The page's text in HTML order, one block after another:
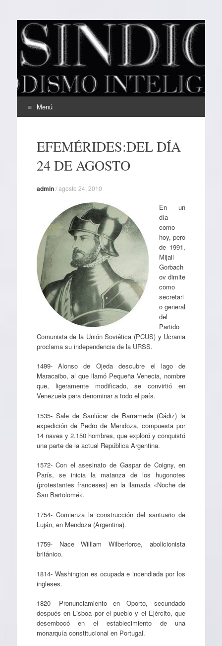
EL SINDICAL
Periodismo Inteligente
Menú
contenidoEFEMÉRIDES:DEL DÍA
24 DE AGOSTO
admin/agosto 24, 2010
En un
día
como
hoy, pero
de 1991,
Mijail
Gorbach
ov dimite
como
secretari
o general
del
Partido
Comunista de la Unión Soviética (PCUS) y Ucrania
proclama su independencia de la URSS.
1499- Alonso de Ojeda descubre el lago de
Maracaibo, al que llamó Pequeña Venecia, nombre
que, ligeramente modificado, se convirtió en
Venezuela para denominar a todo el país.
1535- Sale de Sanlúcar de Barrameda (Cádiz) la
expedición de Pedro de Mendoza, compuesta por
14 naves y 2.150 hombres, que exploró y conquistó
una parte de la actual República Argentina.
1572- Con el asesinato de Gaspar de Coigny, en
París, se inicia la matanza de los hugonotes
(protestantes franceses) en la llamada «Noche de
San Bartolomé».
1754- Comienza la construcción del santuario de
Luján, en Mendoza (Argentina).
1759- Nace William Wilberforce, abolicionista
británico.
1814- Washington es ocupada e incendiada por los
ingleses.
1820- Pronunciamiento en Oporto, secundado
después en Lisboa por el pueblo y el Ejército, que
desembocó en el establecimiento de una
monarquía constitucional en Portugal.